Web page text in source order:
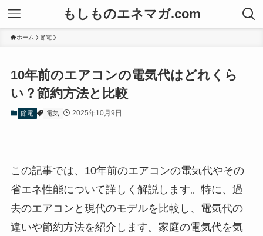
もしものエネマガ.com
ホーム 節電
10年前のエアコンの電気代はどれくら
い？節約方法と比較
節電 電気 2025年10月9日
この記事では、10年前のエアコンの電気代やその
省エネ性能について詳しく解説します。特に、過
去のエアコンと現代のモデルを比較し、電気代の
違いや節約方法を紹介します。家庭の電気代を気